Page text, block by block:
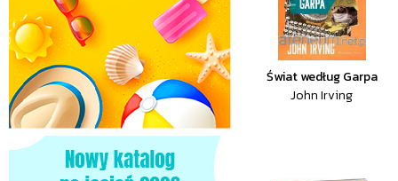
Świat według Garpa
John Irving